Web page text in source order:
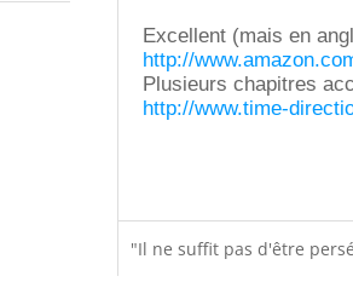
Excellent (mais en
http://
Plusieurs chapitres
http://www.time-
"Il ne suffit pas d'être